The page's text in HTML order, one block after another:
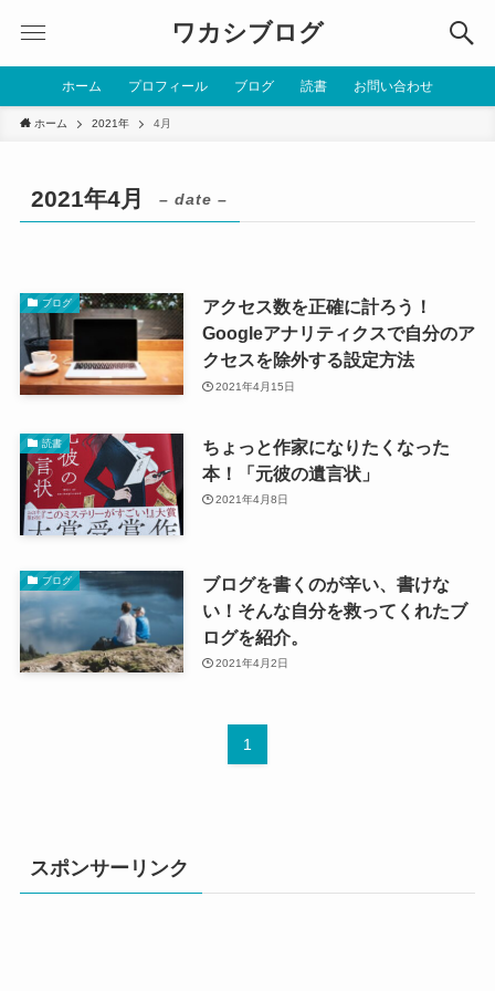
ワカシブログ
ホーム プロフィール ブログ 読書 お問い合わせ
ホーム 2021年 4月
2021年4月 – date –
ブログ
アクセス数を正確に計ろう！
Googleアナリティクスで自分のア
クセスを除外する設定方法
2021年4月15日
読書
ちょっと作家になりたくなった
本！「元彼の遺言状」
2021年4月8日
ブログ
ブログを書くのが辛い、書けな
い！そんな自分を救ってくれたブ
ログを紹介。
2021年4月2日
1
スポンサーリンク